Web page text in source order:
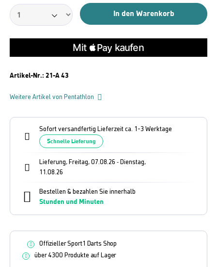
In den Warenkorb
Artikel-Nr.: 21-A 43
Weitere Artikel von Pentathlon
Sofort versandfertig Lieferzeit ca. 1-3 Werktage
Schnelle Lieferung
Lieferung, Freitag, 07.08.26 - Dienstag,
11.08.26
Bestellen & bezahlen Sie innerhalb
Stunden und Minuten
Offizieller Sport1 Darts Shop
über 4300 Produkte auf Lager